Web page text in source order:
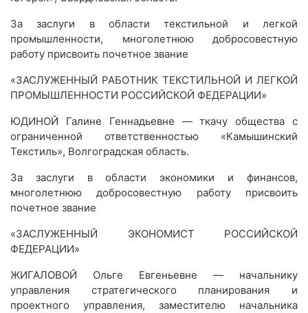
За заслуги в области текстильной и легкой
промышленности, многолетнюю добросовестную
работу присвоить почетное звание
«ЗАСЛУЖЕННЫЙ РАБОТНИК ТЕКСТИЛЬНОЙ И ЛЕГКОЙ
ПРОМЫШЛЕННОСТИ РОССИЙСКОЙ ФЕДЕРАЦИИ»
ЮДИНОЙ Галине Геннадьевне — ткачу общества с
ограниченной ответственностью «Камышинский
Текстиль», Волгоградская область.
За заслуги в области экономики и финансов,
многолетнюю добросовестную работу присвоить
почетное звание
«ЗАСЛУЖЕННЫЙ ЭКОНОМИСТ РОССИЙСКОЙ
ФЕДЕРАЦИИ»
ЖИГАЛОВОЙ Ольге Евгеньевне — начальнику
управления стратегического планирования и
проектного управления, заместителю начальника